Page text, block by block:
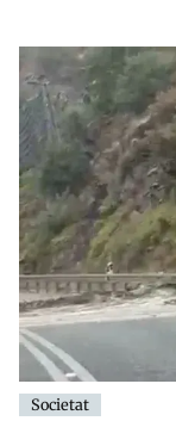
Societat